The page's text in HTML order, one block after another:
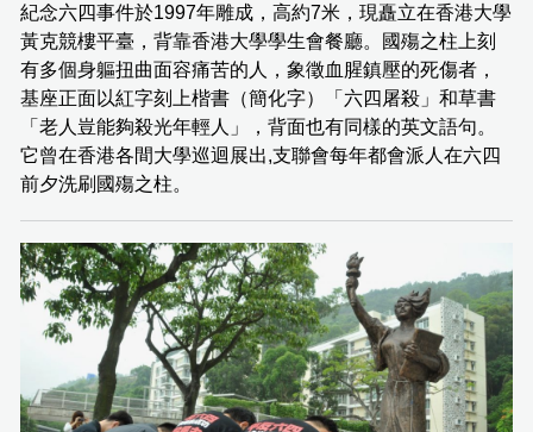
紀念六四事件於1997年雕成，高約7米，現矗立在香港大學
黃克競樓平臺，背靠香港大學學生會餐廳。國殤之柱上刻
有多個身軀扭曲面容痛苦的人，象徵血腥鎮壓的死傷者，
基座正面以紅字刻上楷書（簡化字）「六四屠殺」和草書
「老人豈能夠殺光年輕人」，背面也有同樣的英文語句。
它曾在香港各間大學巡迴展出,支聯會每年都會派人在六四
前夕洗刷國殤之柱。